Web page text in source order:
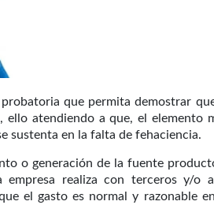
que permita demostrar
atendiendo a que, el elemento
sustenta en la falta de fehaciencia.
o generación de la fuente
realiza con terceros y/o
el gasto es normal y razonable